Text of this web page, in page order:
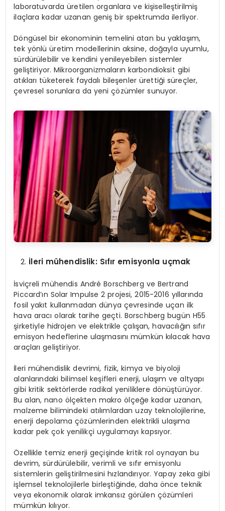
laboratuvarda üretilen organlara ve kişiselleştirilmiş
ilaçlara kadar uzanan geniş bir spektrumda ilerliyor.
Döngüsel bir ekonominin temelini atan bu yaklaşım,
tek yönlü üretim modellerinin aksine, doğayla uyumlu,
sürdürülebilir ve kendini yenileyebilen sistemler
geliştiriyor. Mikroorganizmaların karbondioksit gibi
atıkları tüketerek faydalı bileşenler ürettiği süreçler,
çevresel sorunlara da yeni çözümler sunuyor.
İleri mühendislik: Sıfır emisyonla uçmak
İsviçreli mühendis André Borschberg ve Bertrand
Piccard’ın Solar Impulse 2 projesi, 2015-2016 yıllarında
fosil yakıt kullanmadan dünya çevresinde uçan ilk
hava aracı olarak tarihe geçti. Borschberg bugün H55
şirketiyle hidrojen ve elektrikle çalışan, havacılığın sıfır
emisyon hedeflerine ulaşmasını mümkün kılacak hava
araçları geliştiriyor.
İleri mühendislik devrimi, fizik, kimya ve biyoloji
alanlarındaki bilimsel keşifleri enerji, ulaşım ve altyapı
gibi kritik sektörlerde radikal yeniliklere dönüştürüyor.
Bu alan, nano ölçekten makro ölçeğe kadar uzanan,
malzeme bilimindeki atılımlardan uzay teknolojilerine,
enerji depolama çözümlerinden elektrikli ulaşıma
kadar pek çok yenilikçi uygulamayı kapsıyor.
Özellikle temiz enerji geçişinde kritik rol oynayan bu
devrim, sürdürülebilir, verimli ve sıfır emisyonlu
sistemlerin geliştirilmesini hızlandırıyor. Yapay zeka gibi
işlemsel teknolojilerle birleştiğinde, daha önce teknik
veya ekonomik olarak imkansız görülen çözümleri
mümkün kılıyor.